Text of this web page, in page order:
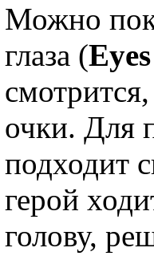
Можно
глаза (
очки. Для
подходит
герой
голову,